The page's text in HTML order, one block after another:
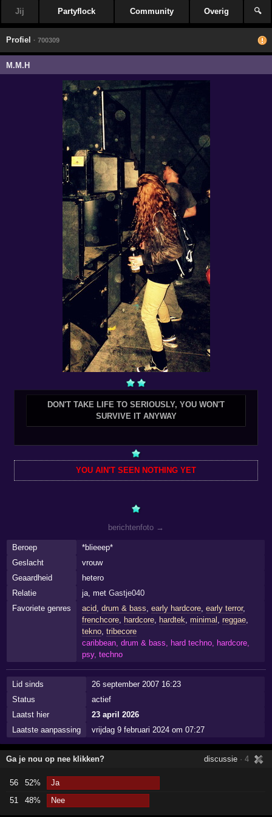
Jij Partyflock Community Overig 🔍
Profiel · 700309
M.M.H
DON'T TAKE LIFE TO SERIOUSLY, YOU WON'T
SURVIVE IT ANYWAY
YOU AIN'T SEEN NOTHING YET
berichtenfoto →
Beroep
*blieeep*
Geslacht
vrouw
Geaardheid
hetero
Relatie
ja, met Gastje040
Favoriete genres
acid, drum & bass, early hardcore, early terror,
frenchcore, hardcore, hardtek, minimal , reggae,
tekno, tribecore
caribbean, drum & bass, hard techno, hardcore,
psy, techno
Lid sinds
26 september 2007 16:23
Status
actief
Laatst hier
23 april 2026
Laatste aanpassing
vrijdag 9 februari 2024 om 07:27
Ga je nou op nee klikken? discussie · 4
56 52%
Ja
51
48% Nee